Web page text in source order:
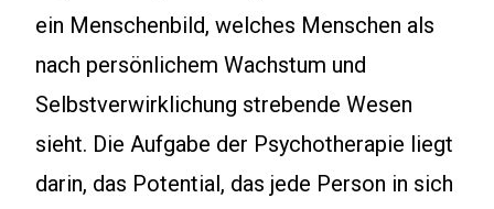
ein Menschenbild, welches Menschen als
nach persönlichem Wachstum und
Selbstverwirklichung strebende Wesen
sieht. Die Aufgabe der Psychotherapie liegt
darin, das Potential, das jede Person in sich